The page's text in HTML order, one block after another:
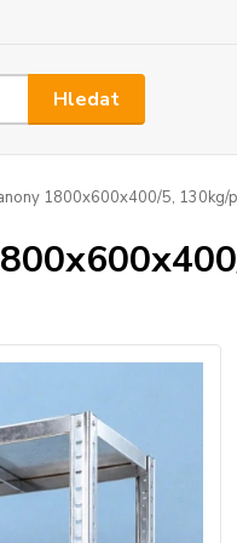
Hledat
1800x600x400/5, 130kg/